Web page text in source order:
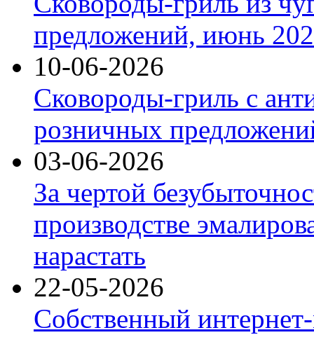
предложений, июнь
10-06-2026
Сковороды-гриль с
розничных
03-06-2026
За чертой
производстве
нарастать
22-05-2026
Собственный